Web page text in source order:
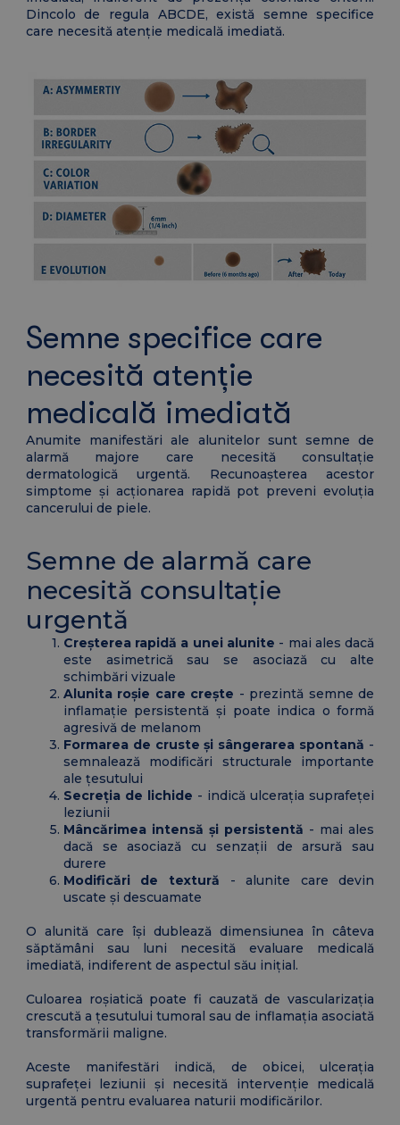
Dincolo de regula ABCDE, există semne specifice
care necesită atenție medicală imediată.
Semne specifice care
necesită atenție
medicală imediată
Anumite manifestări ale alunitelor sunt semne de
alarmă majore care necesită consultație
dermatologică urgentă. Recunoașterea acestor
simptome și acționarea rapidă pot preveni evoluția
cancerului de piele.
Semne de alarmă care
necesită consultație
urgentă
Creșterea rapidă a unei alunite - mai ales dacă
este asimetrică sau se asociază cu alte
schimbări vizuale
Alunita roșie care crește - prezintă semne de
inflamație persistentă și poate indica o formă
agresivă de melanom
Formarea de cruste și sângerarea spontană -
semnalează modificări structurale importante
ale țesutului
Secreția de lichide - indică ulcerația suprafeței
leziunii
Mâncărimea intensă și persistentă - mai ales
dacă se asociază cu senzații de arsură sau
durere
Modificări de textură - alunite care devin
uscate și descuamate
O alunită care își dublează dimensiunea în câteva
săptămâni sau luni necesită evaluare medicală
imediată, indiferent de aspectul său inițial.
Culoarea roșiatică poate fi cauzată de vascularizația
crescută a țesutului tumoral sau de inflamația asociată
transformării maligne.
Aceste manifestări indică, de obicei, ulcerația
suprafeței leziunii și necesită intervenție medicală
urgentă pentru evaluarea naturii modificărilor.